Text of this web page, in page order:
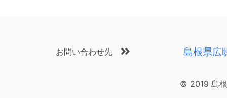
お問い合わせ先 島根県広
© 2019 島